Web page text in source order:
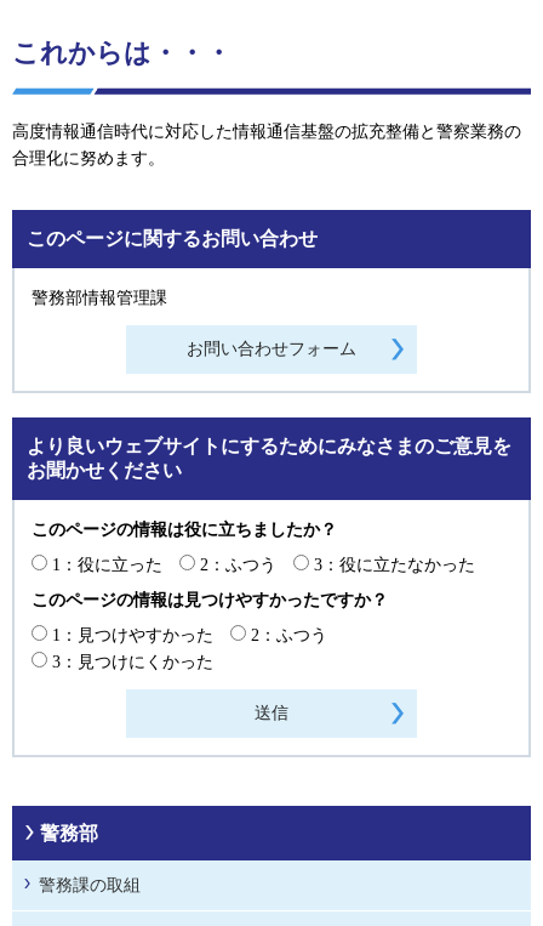
これからは・・・
高度情報通信時代に対応した情報通信基盤の拡充整備と警察業務の
合理化に努めます。
このページに関するお問い合わせ
警務部情報管理課
より良いウェブサイトにするためにみなさまのご意見を
お聞かせください
このページの情報は役に立ちましたか？
1：役に立った
2：ふつう
3：役に立たなかった
このページの情報は見つけやすかったですか？
1：見つけやすかった
2：ふつう
3：見つけにくかった
警務部
警務課の取組